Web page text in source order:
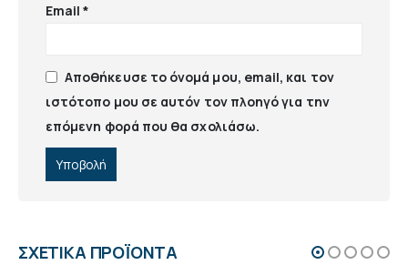
Email*
Αποθήκευσε το όνομά μου, email, και τον
ιστότοπο μου σε αυτόν τον πλοηγό για την
επόμενη φορά που θα σχολιάσω.
ΣΧΕΤΙΚΆ ΠΡΟΪΌΝΤΑ